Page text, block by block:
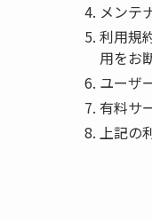
メンテ
利用規
用をお
ユーザ
有料サ
上記の